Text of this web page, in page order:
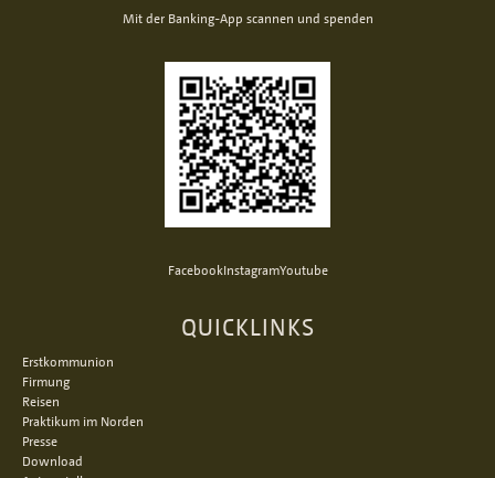
Mit der Banking-App scannen und spenden
FacebookInstagramYoutube
QUICKLINKS
Erstkommunion
Firmung
Reisen
Praktikum im Norden
Presse
Download